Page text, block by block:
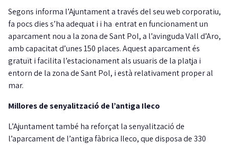
Segons informa l’Ajuntament a través del seu web corporatiu,
fa pocs dies s’ha adequat i i ha entrat en funcionament un
aparcament nou a la zona de Sant Pol, a l’avinguda Vall d’Aro,
amb capacitat d’unes 150 places. Aquest aparcament és
gratuït i facilita l’estacionament als usuaris de la platja i
entorn de la zona de Sant Pol, i està relativament proper al
mar.
Millores de senyalització de l’antiga Ileco
L’Ajuntament també ha reforçat la senyalització de
l’aparcament de l’antiga fàbrica Ileco, que disposa de 330